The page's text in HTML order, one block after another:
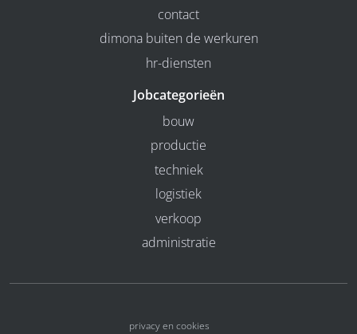
contact
dimona buiten de werkuren
hr-diensten
Jobcategorieën
bouw
productie
techniek
logistiek
verkoop
administratie
privacy en cookies